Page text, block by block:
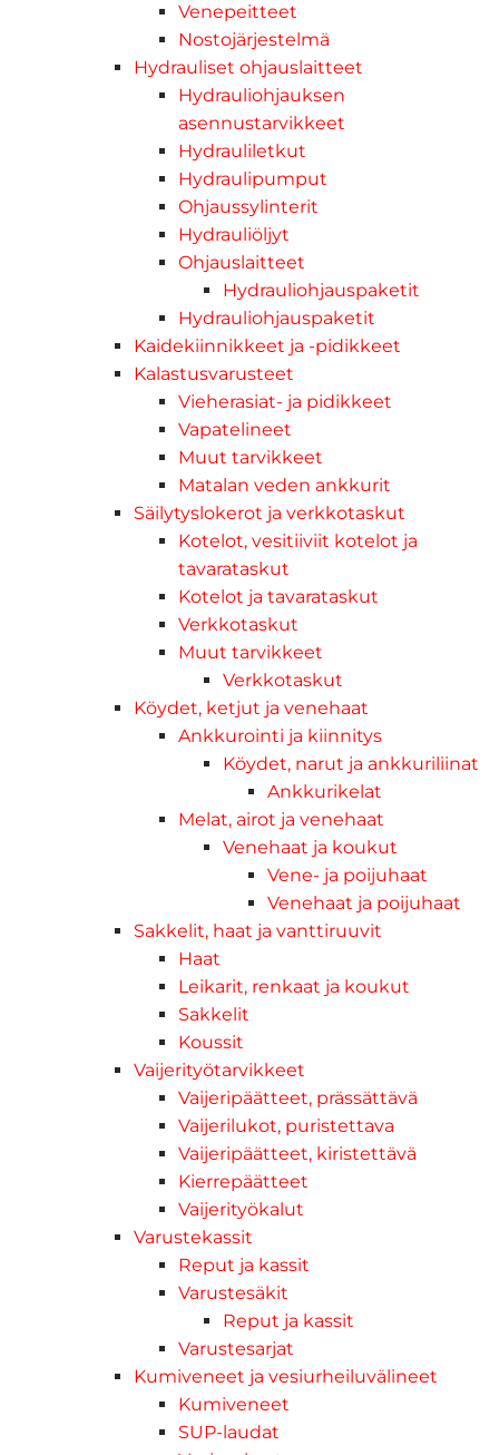
Venepeitteet
Nostojärjestelmä
Hydrauliset ohjauslaitteet
Hydrauliohjauksen
asennustarvikkeet
Hydrauliletkut
Hydraulipumput
Ohjaussylinterit
Hydrauliöljyt
Ohjauslaitteet
Hydrauliohjauspaketit
Hydrauliohjauspaketit
Kaidekiinnikkeet ja -pidikkeet
Kalastusvarusteet
Vieherasiat- ja pidikkeet
Vapatelineet
Muut tarvikkeet
Matalan veden ankkurit
Säilytyslokerot ja verkkotaskut
Kotelot, vesitiiviit kotelot ja
tavarataskut
Kotelot ja tavarataskut
Verkkotaskut
Muut tarvikkeet
Verkkotaskut
Köydet, ketjut ja venehaat
Ankkurointi ja kiinnitys
Köydet, narut ja ankkuriliinat
Ankkurikelat
Melat, airot ja venehaat
Venehaat ja koukut
Vene- ja poijuhaat
Venehaat ja poijuhaat
Sakkelit, haat ja vanttiruuvit
Haat
Leikarit, renkaat ja koukut
Sakkelit
Koussit
Vaijerityötarvikkeet
Vaijeripäätteet, prässättävä
Vaijerilukot, puristettava
Vaijeripäätteet, kiristettävä
Kierrepäätteet
Vaijerityökalut
Varustekassit
Reput ja kassit
Varustesäkit
Reput ja kassit
Varustesarjat
Kumiveneet ja vesiurheiluvälineet
Kumiveneet
SUP-laudat